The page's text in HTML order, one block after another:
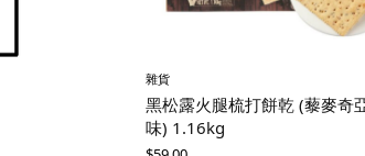
雜貨
黑松露火腿梳打餅乾 (藜麥奇
味) 1.16kg